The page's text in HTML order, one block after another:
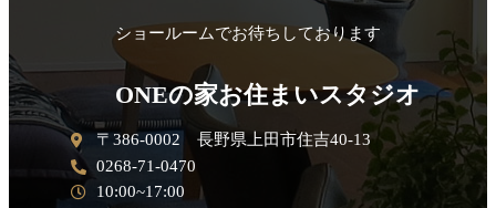
ショールームでお待ちしております
ONEの家お住まいスタジオ
〒386-0002 長野県上田市住吉40-13
0268-71-0470
10:00~17:00